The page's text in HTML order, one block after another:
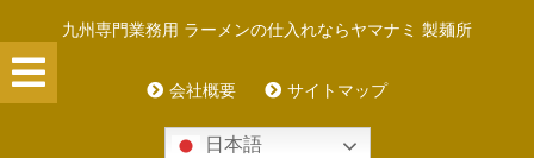
to
content
九州専門業務用 ラーメンの仕入れならヤマナミ 製麺所
会社概要 サイトマップ
日本語